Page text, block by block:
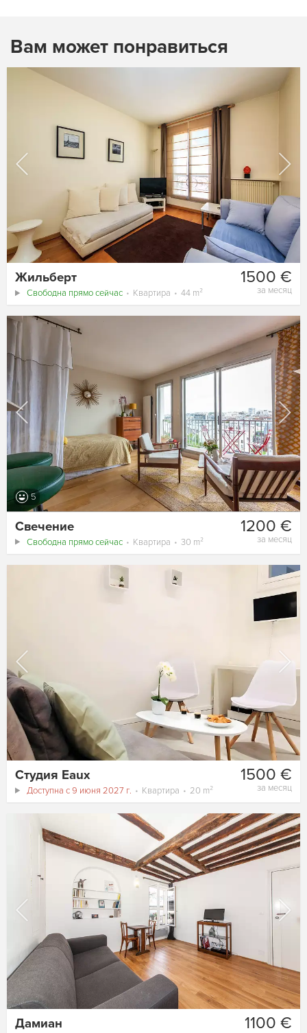
Вам может понравиться
1500 €
за месяц
Жильберт
Свободна прямо сейчас Квартира 44 m²
5
1200 €
за месяц
Свечение
Свободна прямо сейчас Квартира 30 m²
1500 €
за месяц
Студия Eaux
Доступна с 9 июня 2027 г. Квартира 20 m²
1100 €
Дамиан